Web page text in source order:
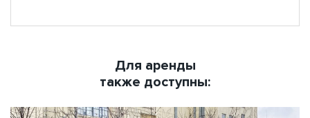
Для аренды
также доступны: